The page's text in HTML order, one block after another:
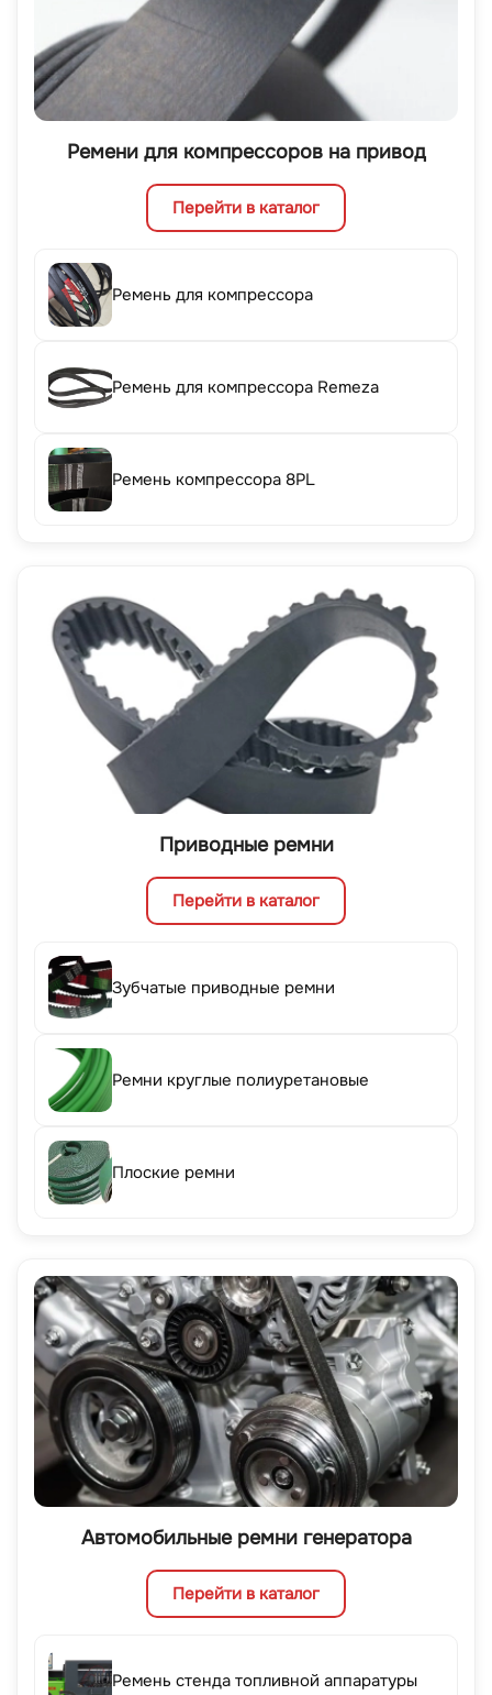
Ремени для компрессоров на привод
Перейти в каталог
Ремень для компрессора
Ремень для компрессора Remeza
Ремень компрессора 8PL
Приводные ремни
Перейти в каталог
Зубчатые приводные ремни
Ремни круглые полиуретановые
Плоские ремни
Автомобильные ремни генератора
Перейти в каталог
Ремень стенда топливной аппаратуры